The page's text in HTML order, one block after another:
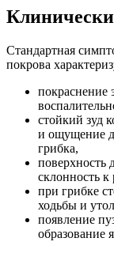
Стандартная
покрова
покраснение
стойкий зуд
и ощущение
грибка,
поверхность
склонность к
при грибке
ходьбы и
появление
образование